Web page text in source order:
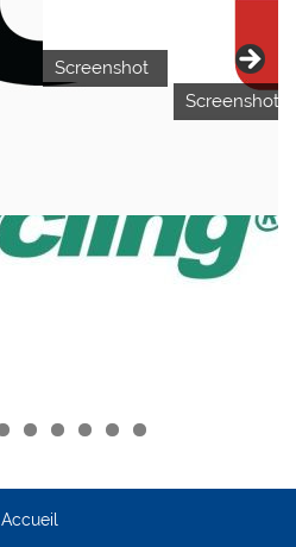
Screenshot
Screenshot
Accueil